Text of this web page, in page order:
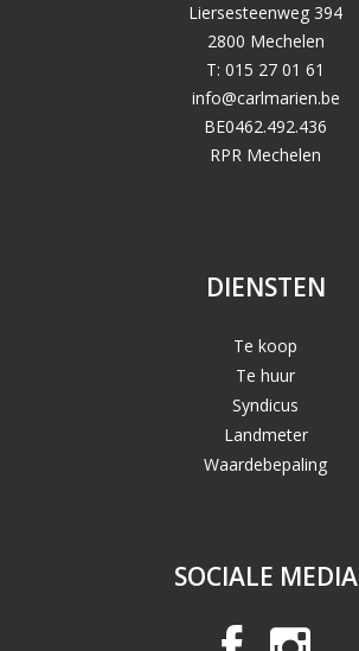
Liersesteenweg 394
2800 Mechelen
T: 015 27 01 61
info@carlmarien.be
BE0462.492.436
RPR Mechelen
DIENSTEN
Te koop
Te huur
Syndicus
Landmeter
Waardebepaling
SOCIALE MEDIA